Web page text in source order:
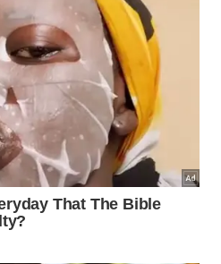
a robustez óssea nos
sistema avaliou a conexão
da cabeça e a força
atingiu a pontuação
incrívelespecialização
mortal